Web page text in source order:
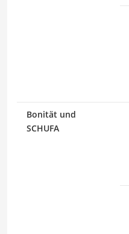
Bonität und
SCHUFA